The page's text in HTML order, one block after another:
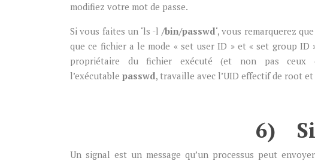
modifiez votre mot de passe.
Si vous faites un ‘ls -l /bin/passwd‘, vous remarquerez
que ce fichier a le mode « set user ID » et « set group ID
propriétaire du fichier exécuté (et non pas ceux
l’exécutable passwd, travaille avec l’UID effectif de root et
6)
Un signal est un message qu’un processus peut